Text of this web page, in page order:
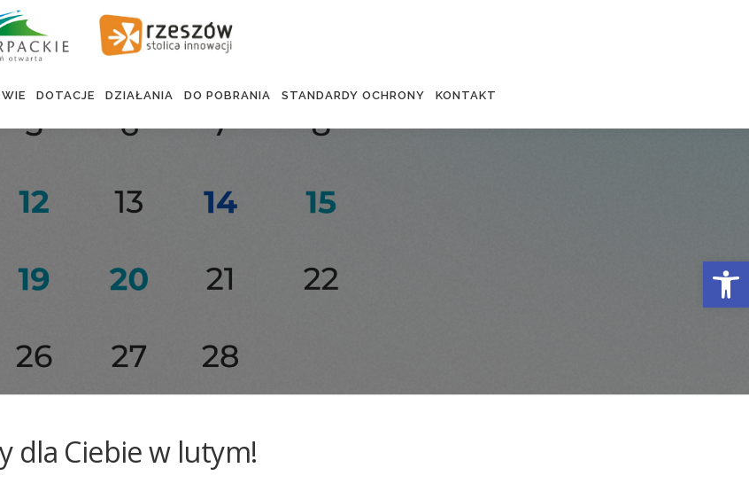
DOTACJE DZIAŁANIA DO POBRANIA STANDARDY OCHRONY KONTAKT
dla Ciebie w lutym!